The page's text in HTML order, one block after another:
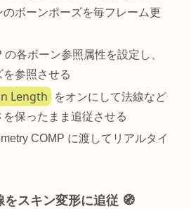
ボーンポーズを毎フレーム更
各ボーン参照属性を設定し、
参照させる
Length
をオンにして法線など
保ったまま追従させる
COMP に渡してリアルタイ
スキン変形に追従 🧭